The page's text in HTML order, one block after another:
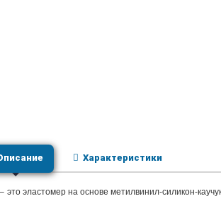
Характеристики
это эластомер на основе метилвинил-силикон-